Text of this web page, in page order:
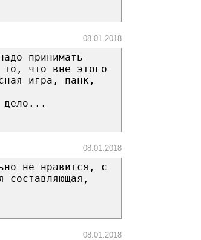
08.01.2018
принимать
то, что вне этого
игра, панк,
дело...
08.01.2018
не нравится, с
составляющая,
08.01.2018